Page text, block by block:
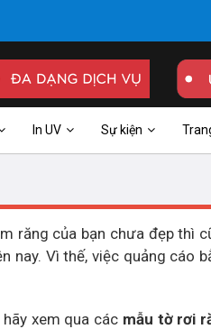
In UV Sự kiện
răng của bạn chưa đẹp thì
nay. Vì thế, việc quảng cáo
xem qua các mẫu tờ rơi